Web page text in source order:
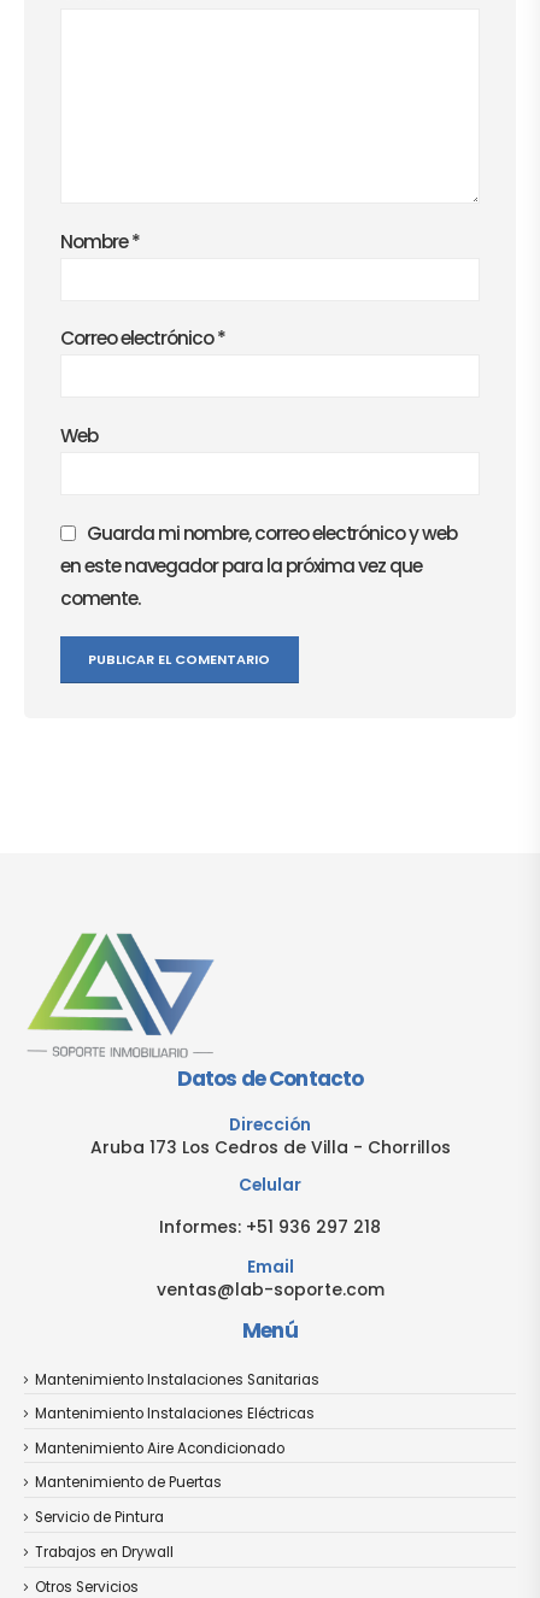
Nombre*
Correo electrónico*
Web
Guarda mi nombre, correo electrónico y web
en este navegador para la próxima vez que
comente.
Datos de Contacto
Dirección
Aruba 173 Los Cedros de Villa - Chorrillos
Celular
Informes: +51 936 297 218
Email
ventas@lab-soporte.com
Menú
Mantenimiento Instalaciones Sanitarias
Mantenimiento Instalaciones Eléctricas
Mantenimiento Aire Acondicionado
Mantenimiento de Puertas
Servicio de Pintura
Trabajos en Drywall
Otros Servicios